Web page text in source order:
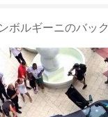
ボルギーニのバッ